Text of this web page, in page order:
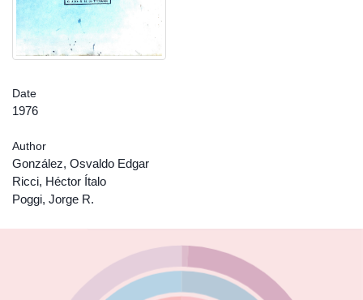
Date
1976
Author
González, Osvaldo Edgar
Ricci, Héctor Ítalo
Poggi, Jorge R.